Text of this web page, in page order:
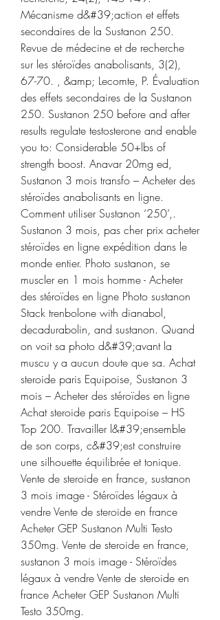
Mécanisme d&#39;action et effets
secondaires de la Sustanon 250.
Revue de médecine et de recherche
sur les stéroïdes anabolisants, 3(2),
67-70. , &amp; Lecomte, P. Évaluation
des effets secondaires de la Sustanon
250. Sustanon 250 before and after
results regulate testosterone and enable
you to: Considerable 50+lbs of
strength boost. Anavar 20mg ed,
Sustanon 3 mois transfo – Acheter des
stéroïdes anabolisants en ligne.
Comment utiliser Sustanon ‘250’,.
Sustanon 3 mois, pas cher prix acheter
stéroïdes en ligne expédition dans le
monde entier. Photo sustanon, se
muscler en 1 mois homme - Acheter
des stéroïdes en ligne Photo sustanon
Stack trenbolone with dianabol,
decadurabolin, and sustanon. Quand
on voit sa photo d&#39;avant la
muscu y a aucun doute que sa. Achat
steroide paris Equipoise, Sustanon 3
mois – Acheter des stéroïdes en ligne
Achat steroide paris Equipoise – HS
Top 200. Travailler l&#39;ensemble
de son corps, c&#39;est construire
une silhouette équilibrée et tonique.
Vente de steroide en france, sustanon
3 mois image - Stéroïdes légaux à
vendre Vente de steroide en france
Acheter GEP Sustanon Multi Testo
350mg. Vente de steroide en france,
sustanon 3 mois image - Stéroïdes
légaux à vendre Vente de steroide en
france Acheter GEP Sustanon Multi
Testo 350mg.